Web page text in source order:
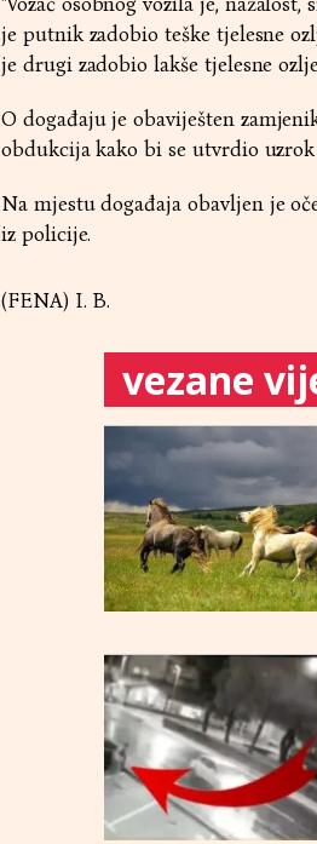
je putnik zadobio teške tjelesne
je drugi zadobio lakše tjelesne
O događaju je obaviješten
obdukcija kako bi se utvrdio
Na mjestu događaja obavljen je
iz policije.
(FENA) I. B.
vezane